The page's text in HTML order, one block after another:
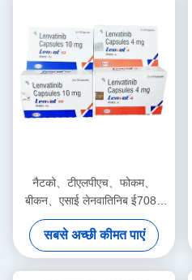
नैटको、टीएलपीएच、फोकम、
बीकन、एसाई लेनवातिनिब ई7080
लेनविमा 4mg*30 गोलियाँ
हेपेटोसेलुलर कार्सिनोमा, थायराइड
कैंसर, गुर्दे की कोशिका कार्सिनोमा,
गैस्ट्रिक कैंसर स्टेज 1 2 3 कैंसर के
सबसे अच्छी कीमत पाएं